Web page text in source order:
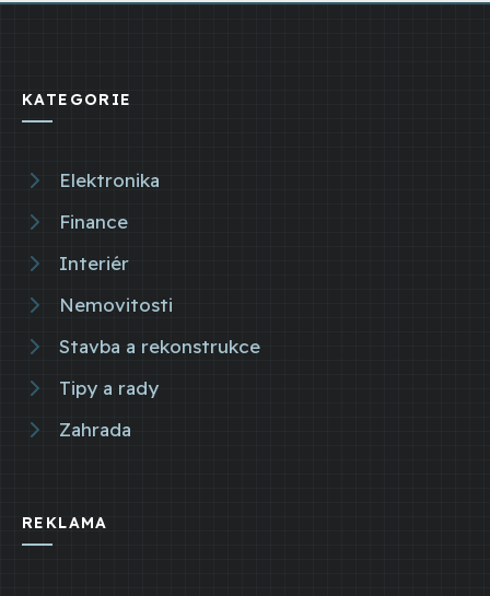
KATEGORIE
Elektronika
Finance
Interiér
Nemovitosti
Stavba a rekonstrukce
Tipy a rady
Zahrada
REKLAMA